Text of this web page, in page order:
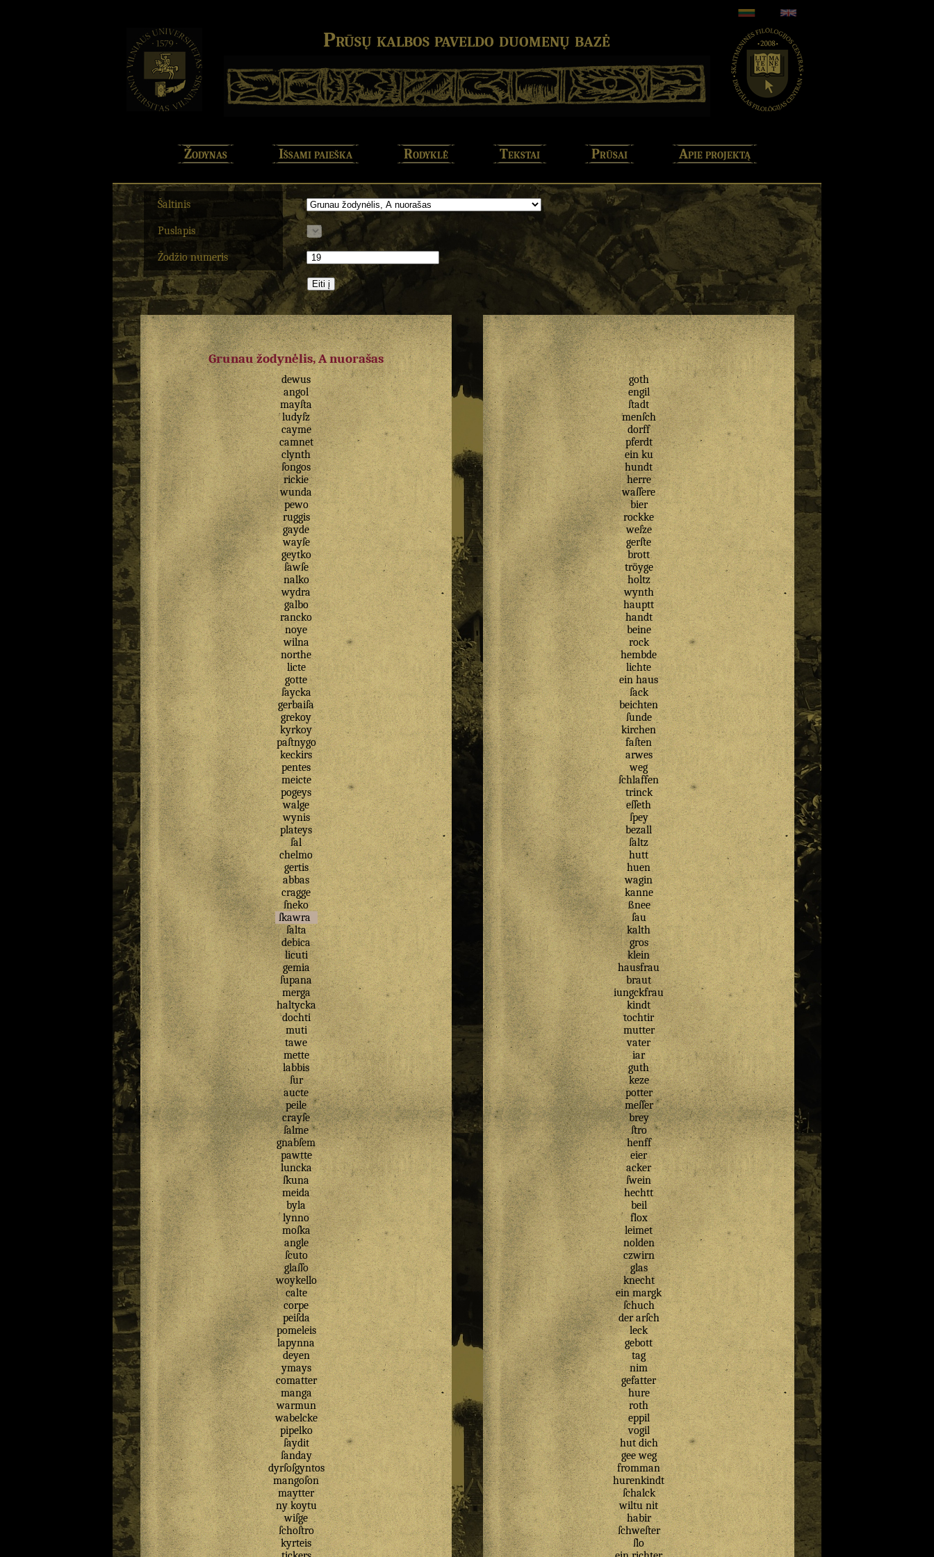
Prūsų kalbos paveldo duomenų bazė
Žodynas Išsami paieška Rodyklė Tekstai Prūsai Apie projektą
Šaltinis
Puslapis
Žodžio numeris
Grunau žodynėlis, A nuorašas
dewus
angol
mayſta
ludyſz
cayme
camnet
clynth
ſongos
rickie
wunda
pewo
ruggis
gayde
wayſe
geytko
ſawſe
nalko
wydra
galbo
rancko
noye
wilna
northe
licte
gotte
ſaycka
gerbaiſa
grekoy
kyrkoy
paſtnygo
keckirs
pentes
meicte
pogeys
walge
wynis
plateys
ſal
chelmo
gertis
abbas
cragge
ſneko
ſkawra
ſalta
debica
licuti
gemia
ſupana
merga
haltycka
dochti
muti
tawe
mette
labbis
ſur
aucte
peile
crayſe
ſalme
gnabſem
pawtte
luncka
ſkuna
meida
byla
lynno
moſka
angle
ſcuto
glaſſo
woykello
calte
corpe
peiſda
pomeleis
lapynna
deyen
ymays
comatter
manga
warmun
wabelcke
pipelko
ſaydit
ſanday
dyrſoſgyntos
mangoſon
maytter
ny koytu
wiſge
ſchoſtro
kyrteis
goth
engil
ſtadt
menſch
dorff
pferdt
ein ku
hundt
herre
waſſere
bier
rockke
weſze
gerſte
brott
tröyge
holtz
wynth
hauptt
handt
beine
rock
hembde
lichte
ein haus
ſack
beichten
ſunde
kirchen
faſten
arwes
weg
ſchlaffen
trinck
eſſeth
ſpey
bezall
ſaltz
hutt
huen
wagin
kanne
ßnee
ſau
kalth
gros
klein
hausfrau
braut
iungckfrau
kindt
tochtir
mutter
vater
iar
guth
keze
potter
meſſer
brey
ſtro
henff
eier
acker
ſwein
hechtt
beil
flox
leimet
nolden
czwirn
glas
knecht
ein margk
ſchuch
der arſch
leck
gebott
tag
nim
gefatter
hure
roth
eppil
vogil
hut dich
gee weg
fromman
hurenkindt
ſchalck
wiltu nit
habir
ſchweſter
ſlo